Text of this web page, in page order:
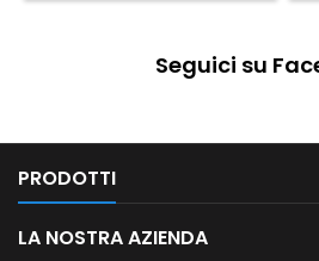
Seguici su
PRODOTTI
LA NOSTRA AZIENDA